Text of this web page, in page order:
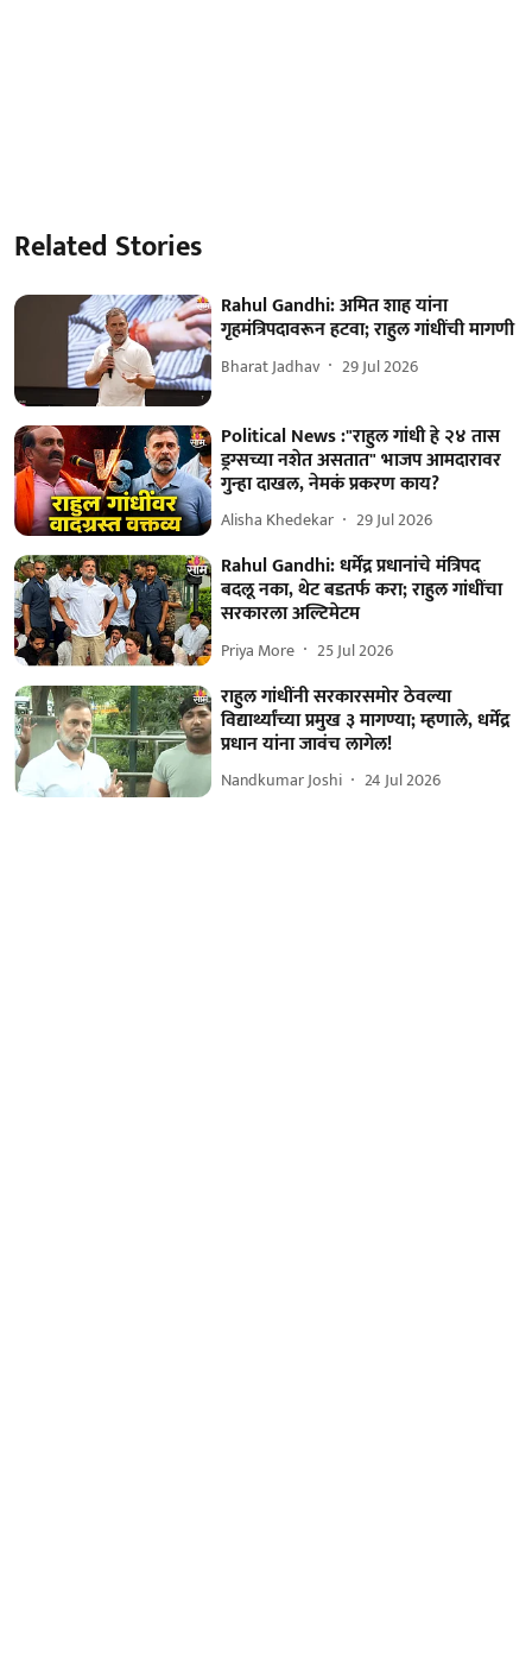
Related Stories
Rahul Gandhi: अमित शाह यांना
गृहमंत्रिपदावरून हटवा; राहुल गांधींची मागणी
Bharat Jadhav 29 Jul 2026
Political News :"राहुल गांधी हे २४ तास
ड्रग्सच्या नशेत असतात" भाजप आमदारावर
गुन्हा दाखल, नेमकं प्रकरण काय?
Alisha Khedekar 29 Jul 2026
Rahul Gandhi: धर्मेंद्र प्रधानांचे मंत्रिपद
बदलू नका, थेट बडतर्फ करा; राहुल गांधींचा
सरकारला अल्टिमेटम
Priya More 25 Jul 2026
राहुल गांधींनी सरकारसमोर ठेवल्या
विद्यार्थ्यांच्या प्रमुख ३ मागण्या; म्हणाले, धर्मेंद्र
प्रधान यांना जावंच लागेल!
Nandkumar Joshi 24 Jul 2026